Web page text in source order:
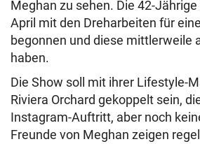
Meghan zu sehen. Die 42-
April mit den Dreharbeiten für
begonnen und diese mittlerweile
haben.
Die Show soll mit ihrer Lifestyle-
Riviera Orchard gekoppelt sein,
Instagram-Auftritt, aber noch
Freunde von Meghan zeigen